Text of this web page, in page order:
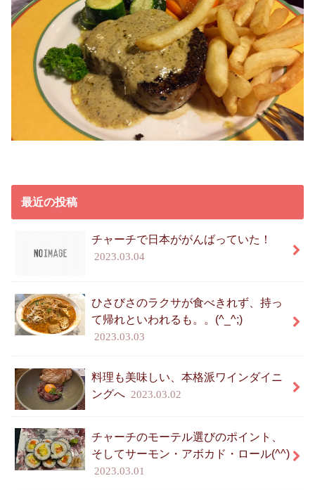
最近の投稿
チャーチで日本ががんばっていた！
2023.03.04
ひさびさのラクサが食べきれず、持っ
て帰れといわれるも。。(^_^;)
2023.03.03
料理も美味しい、本格派ワインダイニ
ングへ 2023.03.02
チャーチのモーテル選びのポイント、
そしてサーモン・アボカド・ロール(^^)
2023.03.01